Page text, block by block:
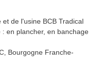
de l'usine BCB Tradical
en plancher, en banchage
Bourgogne Franche-